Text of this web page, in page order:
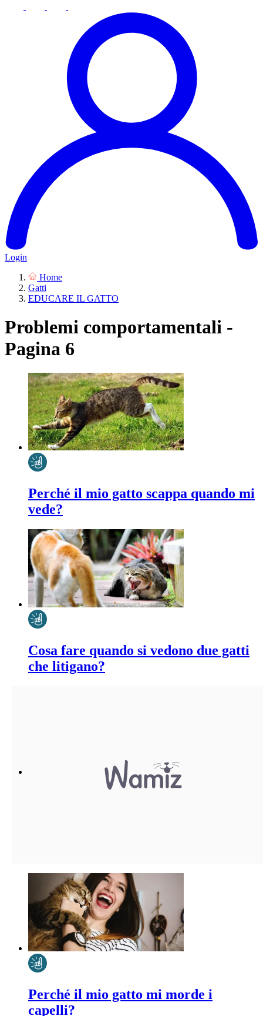
Login
Home
Gatti
EDUCARE IL GATTO
Problemi comportamentali -
Pagina 6
Perché il mio gatto scappa quando mi
vede?
Cosa fare quando si vedono due gatti
che litigano?
Perché il mio gatto mi morde i
capelli?